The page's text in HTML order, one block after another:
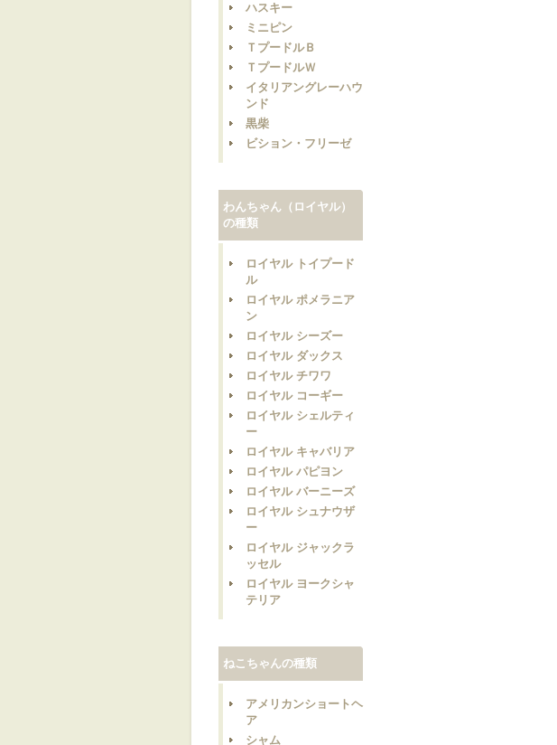
ハスキー
ミニピン
ＴプードルＢ
ＴプードルＷ
イタリアングレーハウ
ンド
黒柴
ビション・フリーゼ
わんちゃん（ロイヤル）
の種類
ロイヤル トイプード
ル
ロイヤル ポメラニア
ン
ロイヤル シーズー
ロイヤル ダックス
ロイヤル チワワ
ロイヤル コーギー
ロイヤル シェルティ
ー
ロイヤル キャバリア
ロイヤル パピヨン
ロイヤル バーニーズ
ロイヤル シュナウザ
ー
ロイヤル ジャックラ
ッセル
ロイヤル ヨークシャ
テリア
ねこちゃんの種類
アメリカンショートヘ
ア
シャム